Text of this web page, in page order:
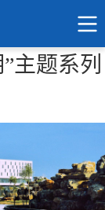
主题系列